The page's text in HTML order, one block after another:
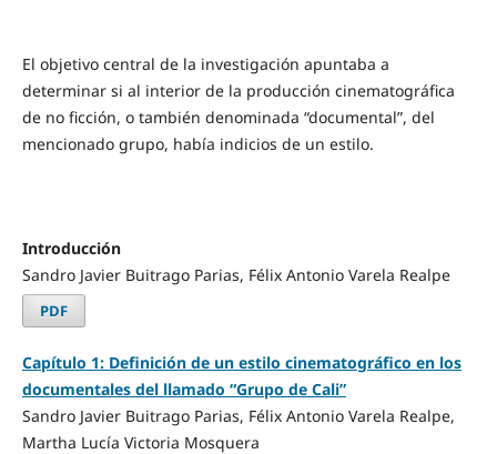
El objetivo central de la investigación apuntaba a
determinar si al interior de la producción cinematográfica
de no ficción, o también denominada “documental”, del
mencionado grupo, había indicios de un estilo.
Introducción
Sandro Javier Buitrago Parias, Félix Antonio Varela Realpe
PDF
Capítulo 1: Definición de un estilo cinematográfico en los
documentales del llamado “Grupo de Cali”
Sandro Javier Buitrago Parias, Félix Antonio Varela Realpe,
Martha Lucía Victoria Mosquera